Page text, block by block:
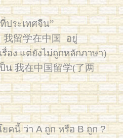
ประเทศจีน”
我留学在中国 อยู่
อง แต่ยังไม่ถูกหลักภาษา)
น 我在中国留学(了两
ยคนี้ ว่า A ถูก หรือ B ถูก ?